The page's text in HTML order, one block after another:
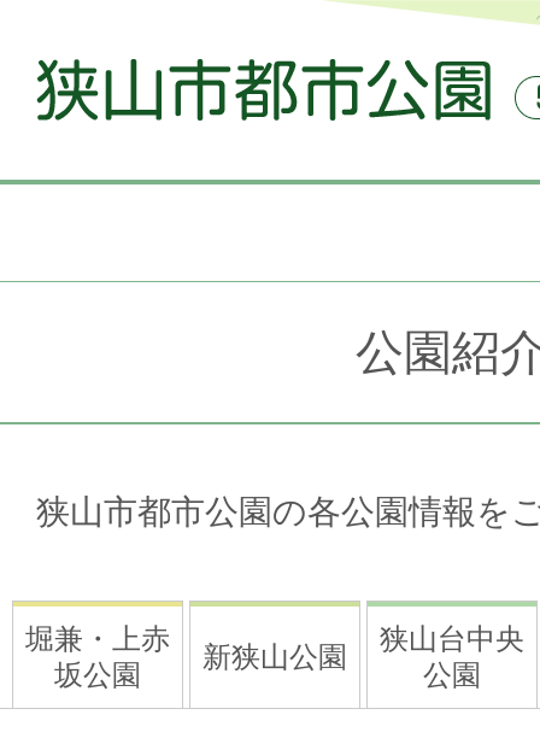
公園紹
狭山市都市公園の各公園情報を
堀兼・上赤
坂公園
新狭山公園
狭⼭台中央
公園